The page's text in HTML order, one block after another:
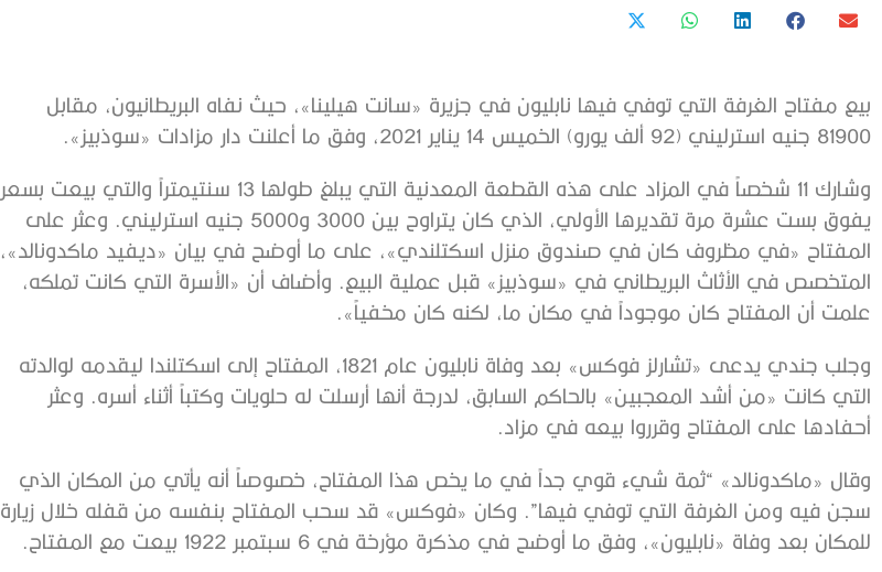
بيع مفتاح الغرفة التي توفي فيها نابليون في جزيرة «سانت هيلينا»، حيث نفاه البريطانيون، مقابل
81900 جنيه استرليني (92 ألف يورو) الخميس 14 يناير 2021، وفق ما أعلنت دار مزادات «سوذبيز».
وشارك 11 شخصاً في المزاد على هذه القطعة المعدنية التي يبلغ طولها 13 سنتيمتراً والتي بيعت بسعر
يفوق بست عشرة مرة تقديرها الأولي، الذي كان يتراوح بين 3000 و5000 جنيه استرليني. وعثر على
المفتاح «في مظروف كان في صندوق منزل اسكتلندي»، على ما أوضح في بيان «ديفيد ماكدونالد»،
المتخصص في الأثاث البريطاني في «سوذبيز» قبل عملية البيع. وأضاف أن «الأسرة التي كانت تملكه،
علمت أن المفتاح كان موجوداً في مكان ما، لكنه كان مخفياً».
وجلب جندي يدعى «تشارلز فوكس» بعد وفاة نابليون عام 1821، المفتاح إلى اسكتلندا ليقدمه لوالدته
التي كانت «من أشد المعجبين» بالحاكم السابق، لدرجة أنها أرسلت له حلويات وكتباً أثناء أسره. وعثر
أحفادها على المفتاح وقرروا بيعه في مزاد.
وقال «ماكدونالد» “ثمة شيء قوي جداً في ما يخص هذا المفتاح، خصوصاً أنه يأتي من المكان الذي
سجن فيه ومن الغرفة التي توفي فيها”. وكان «فوكس» قد سحب المفتاح بنفسه من قفله خلال زيارة
للمكان بعد وفاة «نابليون»، وفق ما أوضح في مذكرة مؤرخة في 6 سبتمبر 1922 بيعت مع المفتاح.